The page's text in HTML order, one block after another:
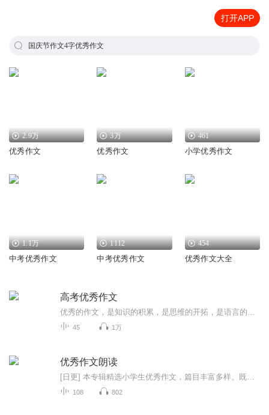
打开APP
国庆节作文4字优秀作文
2.9万
优秀作文
3万
优秀作文
461
小学优秀作文
1.1万
中考优秀作文
1112
中考优秀作文
454
优秀作文大全
高考优秀作文
45 1万
优秀作文朗读
108 802